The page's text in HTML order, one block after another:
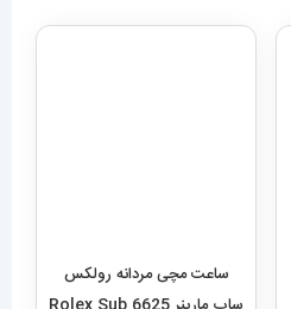
ساعت مچی مردانه رولکس